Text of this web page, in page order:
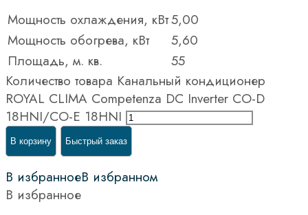
Мощность охлаждения, кВт5,00
Мощность обогрева, кВт
5,60
Площадь, м. кв.
55
Количество товара Канальный кондиционер
ROYAL CLIMA Competenza DC Inverter CO-D
18HNI/CO-E 18HNI
В корзину Быстрый заказ
В избранноеВ избранном
В избранное